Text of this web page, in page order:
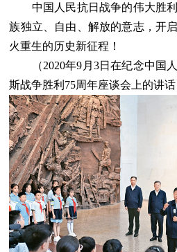
中国人民抗日战争的伟大胜利
族独立、自由、解放的意志，开
火重生的历史新征程！
（2020年9月3日在纪念中国
斯战争胜利75周年座谈会上的讲话